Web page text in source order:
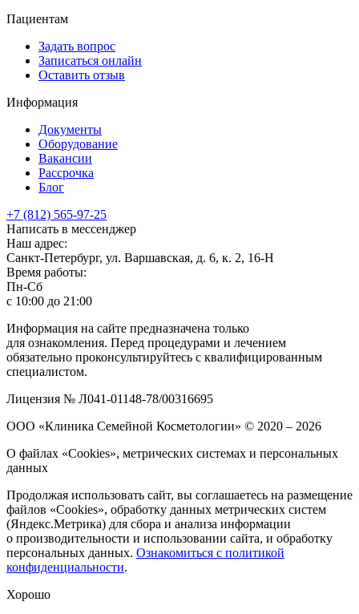
Пациентам
Задать вопрос
Записаться онлайн
Оставить отзыв
Информация
Документы
Оборудование
Вакансии
Рассрочка
Блог
+7 (812) 565-97-25
Написать в мессенджер
Наш адрес:
Санкт-Петербург, ул. Варшавская, д. 6, к. 2, 16-Н
Время работы:
Пн-Сб
с 10:00 до 21:00
Информация на сайте предназначена только
для ознакомления. Перед процедурами и лечением
обязательно проконсультируйтесь с квалифицированным
специалистом.
Лицензия № Л041-01148-78/00316695
ООО «Клиника Семейной Косметологии» © 2020 – 2026
О файлах «Cookies», метрических системах и персональных
данных
Продолжая использовать сайт, вы соглашаетесь на размещение
файлов «Cookies», обработку данных метрических систем
(Яндекс.Метрика) для сбора и анализа информации
о производительности и использовании сайта, и обработку
персональных данных. Ознакомиться с политикой
конфиденциальности.
Хорошо